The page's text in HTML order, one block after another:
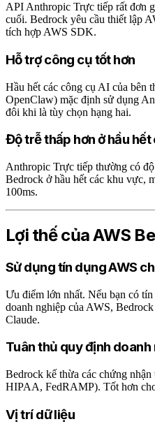
API Anthropic Trực tiếp rất đơn
cuối. Bedrock yêu cầu thiết lập
tích hợp AWS SDK.
Hỗ trợ công cụ tốt hơn
Hầu hết các công cụ AI của bên
OpenClaw) mặc định sử dụng
đôi khi là tùy chọn hạng hai.
Độ trễ thấp hơn ở hầu
Anthropic Trực tiếp thường có
Bedrock ở hầu hết các khu vực,
100ms.
Lợi thế của AWS
Sử dụng tín dụng AWS
Ưu điểm lớn nhất. Nếu bạn có
doanh nghiệp của AWS,
Claude.
Tuân thủ quy định doanh
Bedrock kế thừa các chứng
HIPAA, FedRAMP). Tốt hơn
Vị trí dữ liệu